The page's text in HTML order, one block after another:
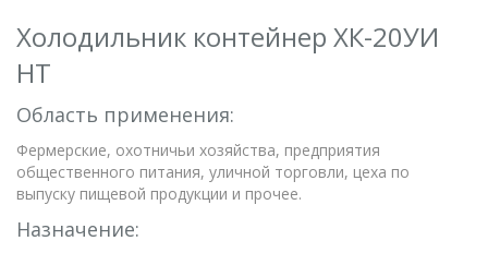
Холодильник контейнер ХК-20УИ
НТ
Область применения:
Фермерские, охотничьи хозяйства, предприятия
общественного питания, уличной торговли, цеха по
выпуску пищевой продукции и прочее.
Назначение: